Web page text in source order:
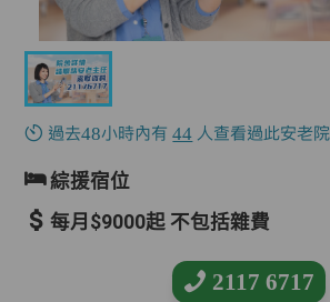
過去48小時內有44 人查看過此安老院
綜援宿位
每月$9000起 不包括雜費
2117 6717